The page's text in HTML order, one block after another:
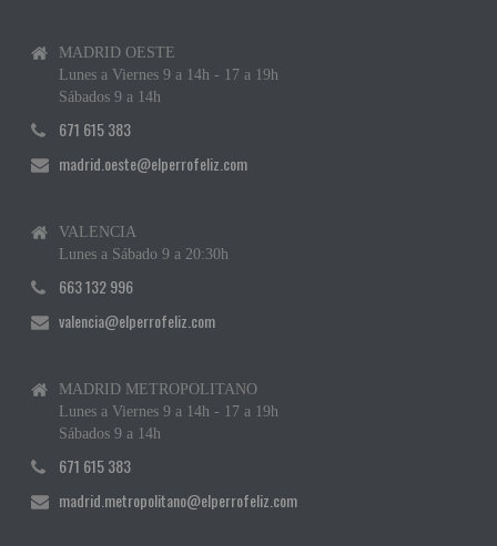
MADRID OESTE
Lunes a Viernes 9 a 14h - 17 a 19h
Sábados 9 a 14h
671 615 383
madrid.oeste@elperrofeliz.com
VALENCIA
Lunes a Sábado 9 a 20:30h
663 132 996
valencia@elperrofeliz.com
MADRID METROPOLITANO
Lunes a Viernes 9 a 14h - 17 a 19h
Sábados 9 a 14h
671 615 383
madrid.metropolitano@elperrofeliz.com